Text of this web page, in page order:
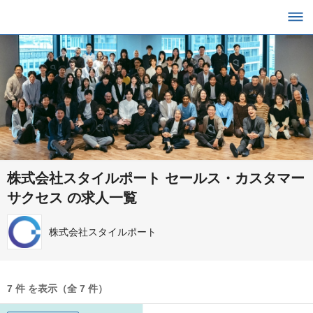
株式会社スタイルポート セールス・カスタマー
サクセス の求人一覧
株式会社スタイルポート
7 件 を表示（全 7 件）